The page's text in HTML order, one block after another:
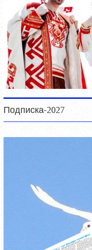
Подписка-2027